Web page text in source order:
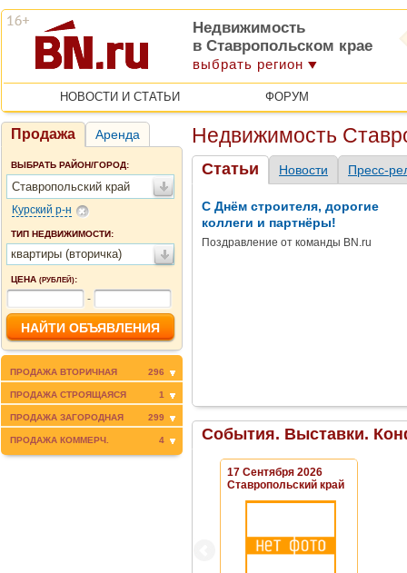
Недвижимость
в Ставропольском крае
выбрать регион
НОВОСТИ И СТАТЬИ ФОРУМ
Продажа Аренда
ВЫБРАТЬ РАЙОН/ГОРОД:
Ставропольский край
Курский р-н
ТИП НЕДВИЖИМОСТИ:
квартиры (вторичка)
ЦЕНА (РУБЛЕЙ):
-
ПРОДАЖА ВТОРИЧНАЯ 296
ПРОДАЖА СТРОЯЩАЯСЯ 1
ПРОДАЖА ЗАГОРОДНАЯ 299
ПРОДАЖА КОММЕРЧ. 4
Недвижимость
Статьи Новости Пресс-
С Днём строителя, дорогие
коллеги и партнёры!
Поздравление от команды BN.ru
События. Выставки.
17 Сентября 2026
Ставропольский край